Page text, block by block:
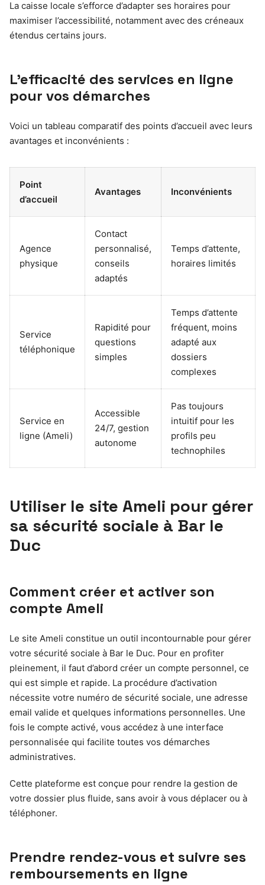
La caisse locale s’efforce d’adapter ses horaires pour
maximiser l’accessibilité, notamment avec des créneaux
étendus certains jours.
L’efficacité des services en ligne
pour vos démarches
Voici un tableau comparatif des points d’accueil avec leurs
avantages et inconvénients :
Point
d’accueil
Avantages Inconvénients
Agence
physique
Contact
personnalisé,
conseils
adaptés
Temps d’attente,
horaires limités
Service
téléphonique
Rapidité pour
questions
simples
Temps d’attente
fréquent, moins
adapté aux
dossiers
complexes
Service en
ligne (Ameli)
Accessible
24/7, gestion
autonome
Pas toujours
intuitif pour les
profils peu
technophiles
Utiliser le site Ameli pour gérer
sa sécurité sociale à Bar le
Duc
Comment créer et activer son
compte Ameli
Le site Ameli constitue un outil incontournable pour gérer
votre sécurité sociale à Bar le Duc. Pour en profiter
pleinement, il faut d’abord créer un compte personnel, ce
qui est simple et rapide. La procédure d’activation
nécessite votre numéro de sécurité sociale, une adresse
email valide et quelques informations personnelles. Une
fois le compte activé, vous accédez à une interface
personnalisée qui facilite toutes vos démarches
administratives.
Cette plateforme est conçue pour rendre la gestion de
votre dossier plus fluide, sans avoir à vous déplacer ou à
téléphoner.
Prendre rendez-vous et suivre ses
remboursements en ligne